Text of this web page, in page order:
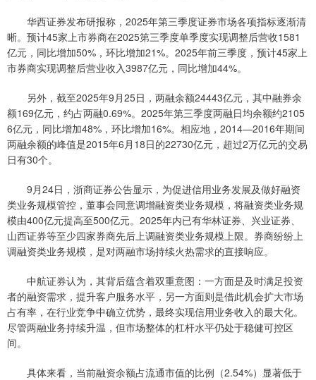
华西证券发布研报称，2025年第三季度证券市场各项指标逐渐清
晰。预计45家上市券商在2025第三季度单季度实现调整后营收1581
亿元，同比增加50%，环比增加21%。2025年前三季度，预计45家上
市券商实现调整后营业收入3987亿元，同比增加44%。
另外，截至2025年9月25日，两融余额24443亿元，其中融券余
额169亿元，约占两融0.69%。2025年第三季度两融日均余额约2105
6亿元，同比增加48%，环比增加16%。相应地，2014—2016年期间
两融余额的峰值是2015年6月18日的22730亿元，超过2万亿元的交易
日有30个。
9月24日，浙商证券公告显示，为促进信用业务发展及做好融资
类业务规模管控，董事会同意调增融资类业务规模，将融资类业务规
模由400亿元提高至500亿元。2025年内已有华林证券、兴业证券、
山西证券等至少四家券商先后上调融资类业务规模上限。券商纷纷上
调融资类业务规模，是对两融市场持续火热需求的直接响应。
中航证券认为，其背后蕴含着双重意图：一方面是及时满足投资
者的融资需求，提升客户服务水平，另一方面则是借此机会扩大市场
占有率，在行业竞争中确立优势，最终实现信用业务收入的最大化。
尽管两融业务持续升温，但市场整体的杠杆水平仍处于稳健可控区
间。
具体来看，当前融资余额占流通市值的比例（2.54%）显著低于